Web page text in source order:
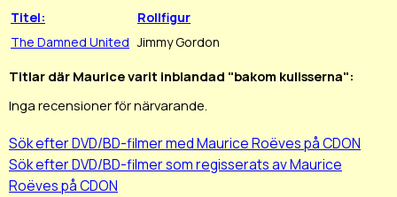
Titel:
Rollfigur
The Damned United Jimmy Gordon
Titlar där Maurice varit inblandad "bakom kulisserna":
Inga recensioner för närvarande.
Sök efter DVD/BD-filmer med Maurice Roëves på CDON
Sök efter DVD/BD-filmer som regisserats av Maurice
Roëves på CDON